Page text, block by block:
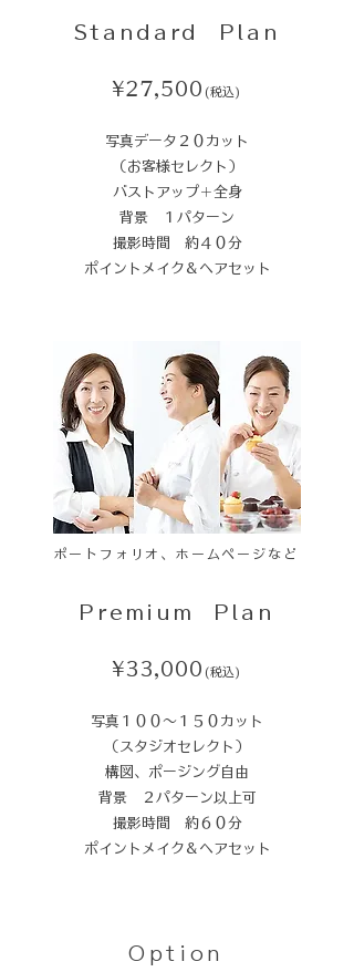
Standard Plan
¥27,500 (税込)
​写真データ２０カット​
（お客様セレクト）
バストアップ＋全身
背景 １パターン
撮影時間 約４０分
ポイントメイク＆ヘアセット
ポートフォリオ、ホームページなど
Premium Plan
¥33,000 (税込)
写真１００〜１５０カット
（スタジオセレクト）
構図、ポージング自由
背景 ２パターン以上可
撮影時間 約６０分
ポイントメイク＆ヘアセット
Option